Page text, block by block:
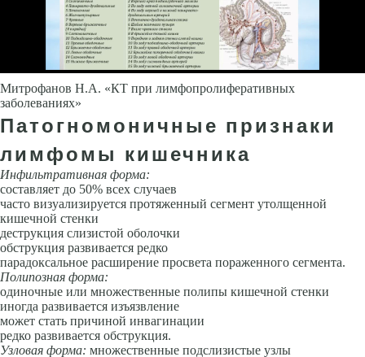
Митрофанов Н.А. «КТ при лимфопролиферативных
заболеваниях»
Патогномоничные признаки
лимфомы кишечника
Инфильтративная форма:
составляет до 50% всех случаев
часто визуализируется протяженный сегмент утолщенной
кишечной стенки
деструкция слизистой оболочки
обструкция развивается редко
парадоксальное расширение просвета пораженного сегмента.
Полипозная форма:
одиночные или множественные полипы кишечной стенки
иногда развивается изъязвление
может стать причиной инвагинации
редко развивается обструкция.
Узловая форма: множественные подслизистые узлы